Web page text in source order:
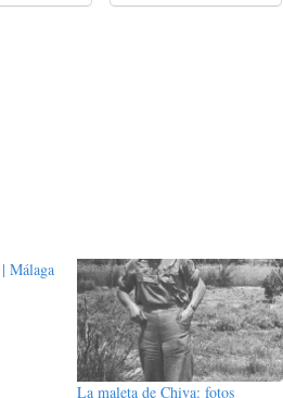
Málaga
La maleta de Chiva: fotos